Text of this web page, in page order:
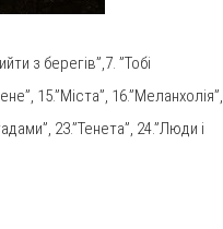
з берегів”,7. ”Тобі
15.”Міста”, 16.”Меланхолія”,
23.”Тенета”, 24.”Люди і